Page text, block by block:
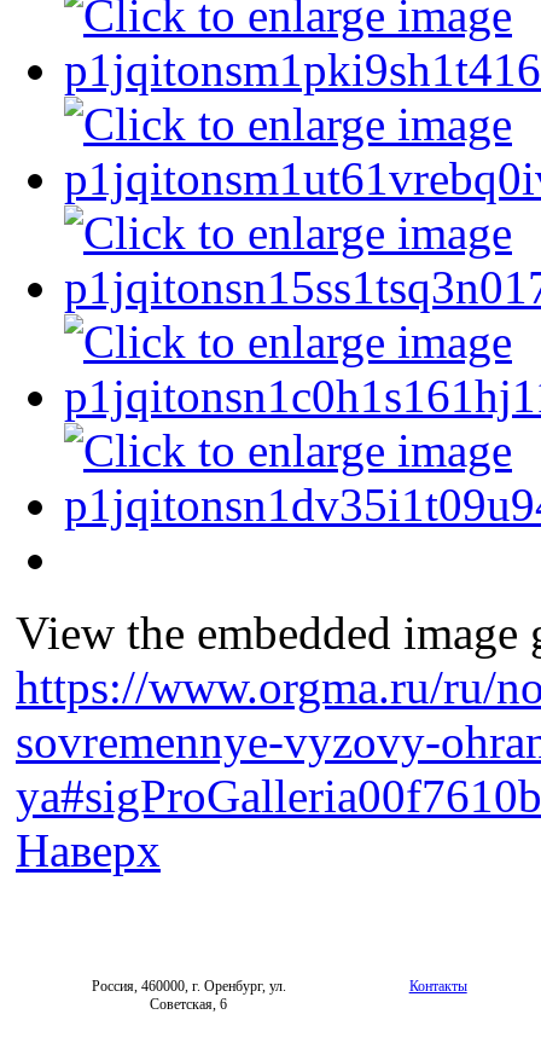
View the embedded
https://www.orgma.ru/ru/
sovremennye-vyzovy-
Наверх
Россия, 460000, г. Оренбург, ул.
Советская, 6
Контакты